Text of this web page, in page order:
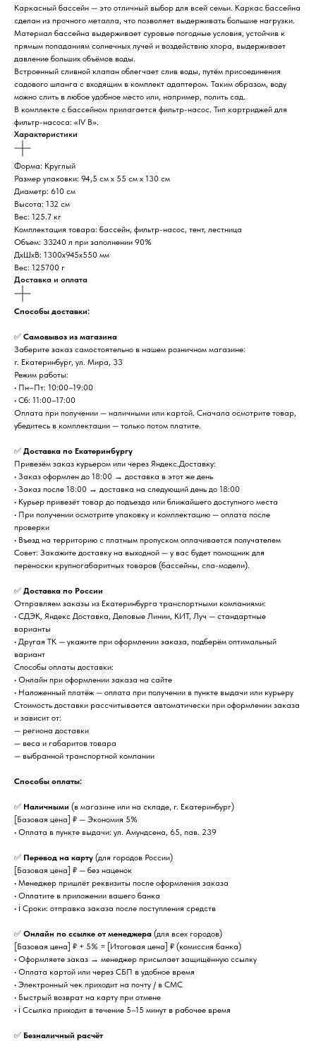
Каркасный бассейн — это отличный выбор для всей семьи. Каркас бассейна
сделан из прочного металла, что позволяет выдерживать большие нагрузки.
Материал бассейна выдерживает суровые погодные условия, устойчив к
прямым попаданиям солнечных лучей и воздействию хлора, выдерживает
давление больших объёмов воды.
Встроенный сливной клапан облегчает слив воды, путём присоединения
садового шланга с входящим в комплект адаптером. Таким образом, воду
можно слить в любое удобное место или, например, полить сад.
В комплекте с бассейном прилагается фильтр-насос. Тип картриджей для
фильтр-насоса: «IV B».
Характеристики
Форма: Круглый
Размер упаковки: 94,5 см х 55 см х 130 см
Диаметр: 610 см
Высота: 132 см
Вес: 125.7 кг
Комплектация товара: бассейн, фильтр-насос, тент, лестница
Объем: 33240 л при заполнении 90%
ДxШxВ: 1300x945x550 мм
Вес: 125700 г
Доставка и оплата
Способы доставки:
✅ Самовывоз из магазина
Заберите заказ самостоятельно в нашем розничном магазине:
г. Екатеринбург, ул. Мира, 33
Режим работы:
• Пн–Пт: 10:00–19:00
• Сб: 11:00–17:00
Оплата при получении — наличными или картой. Сначала осмотрите товар,
убедитесь в комплектации — только потом платите.
✅ Доставка по Екатеринбургу
Привезём заказ курьером или через Яндекс.Доставку:
• Заказ оформлен до 18:00 → доставка в этот же день
• Заказ после 18:00 → доставка на следующий день до 18:00
• Курьер привезёт товар до подъезда или ближайшего доступного места
• При получении осмотрите упаковку и комплектацию — оплата после
проверки
• Въезд на территорию с платным пропуском оплачивается получателем
Совет: Закажите доставку на выходной — у вас будет помощник для
переноски крупногабаритных товаров (бассейны, спа-модели).
✅ Доставка по России
Отправляем заказы из Екатеринбурга транспортными компаниями:
• СДЭК, Яндекс Доставка, Деловые Линии, КИТ, Луч — стандартные
варианты
• Другая ТК — укажите при оформлении заказа, подберём оптимальный
вариант
Способы оплаты доставки:
• Онлайн при оформлении заказа на сайте
• Наложенный платёж — оплата при получении в пункте выдачи или курьеру
Стоимость доставки рассчитывается автоматически при оформлении заказа
и зависит от:
— региона доставки
— веса и габаритов товара
— выбранной транспортной компании
Способы оплаты:
✅ Наличными (в магазине или на складе, г. Екатеринбург)
[Базовая цена] ₽ — Экономия 5%
• Оплата в пункте выдачи: ул. Амундсена, 65, пав. 239
✅ Перевод на карту (для городов России)
[Базовая цена] ₽ — без наценок
• Менеджер пришлёт реквизиты после оформления заказа
• Оплатите в приложении вашего банка
• ℹ️ Сроки: отправка заказа после поступления средств
✅ Онлайн по ссылке от менеджера (для всех городов)
[Базовая цена] ₽ + 5% = [Итоговая цена] ₽ (комиссия банка)
• Оформляете заказ → менеджер присылает защищённую ссылку
• Оплата картой или через СБП в удобное время
• Электронный чек приходит на почту / в СМС
• Быстрый возврат на карту при отмене
• ℹ️ Ссылка приходит в течение 5–15 минут в рабочее время
✅ Безналичный расчёт